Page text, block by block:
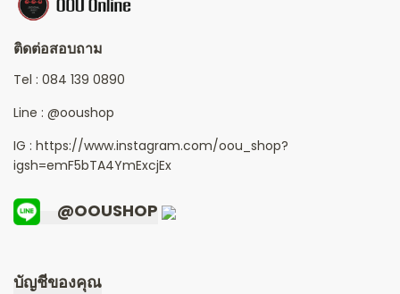
ติดต่อสอบถาม
Tel : 084 139 0890
Line : @ooushop
IG : https://www.instagram.com/oou_shop?
igsh=emF5bTA4YmExcjEx
@OOUSHOP
บัญชีของคุณ